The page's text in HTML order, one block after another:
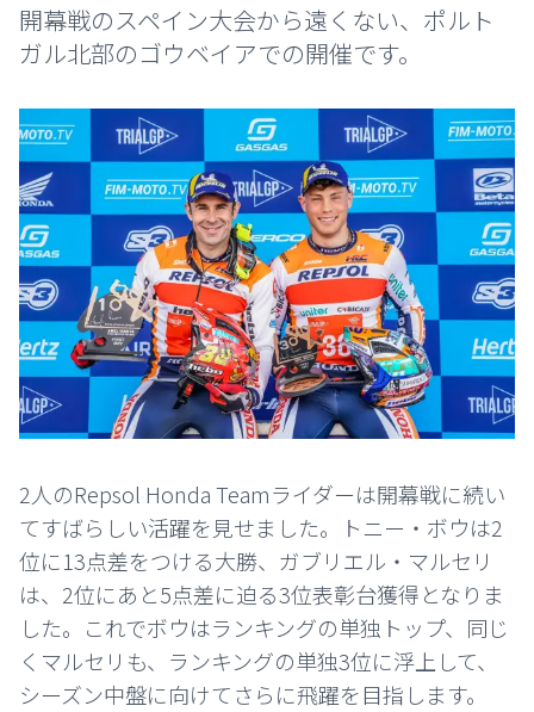
開幕戦のスペイン大会から遠くない、ポルト
ガル北部のゴウベイアでの開催です。
2人のRepsol Honda Teamライダーは開幕戦に続い
てすばらしい活躍を見せました。トニー・ボウは2
位に13点差をつける大勝、ガブリエル・マルセリ
は、2位にあと5点差に迫る3位表彰台獲得となりま
した。これでボウはランキングの単独トップ、同じ
くマルセリも、ランキングの単独3位に浮上して、
シーズン中盤に向けてさらに飛躍を目指します。